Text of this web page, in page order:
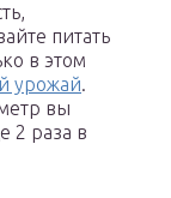
питать
в этом
урожай.
вы
2 раза в